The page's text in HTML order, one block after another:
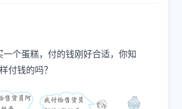
一个蛋糕，付的钱刚好合适，你知
付钱的吗？